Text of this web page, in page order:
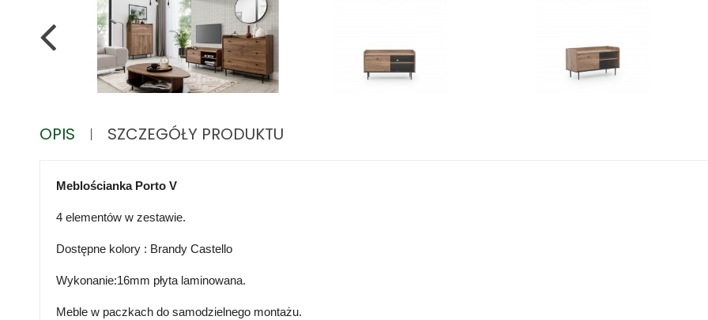
OPIS SZCZEGÓŁY PRODUKTU
Meblościanka Porto V
4 elementów w zestawie.
Dostępne kolory : Brandy Castello
Wykonanie:16mm płyta laminowana.
Meble w paczkach do samodzielnego montażu.